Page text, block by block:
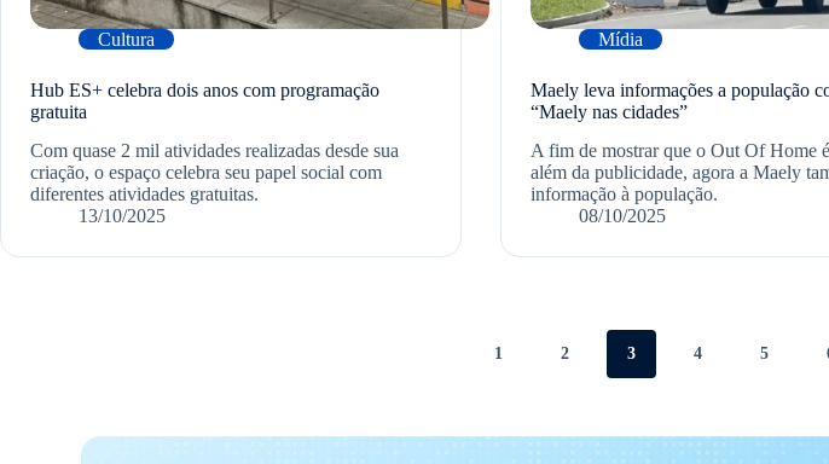
Cultura
Hub ES+ celebra dois anos com programação
gratuita
Com quase 2 mil atividades realizadas desde sua
criação, o espaço celebra seu papel social com
diferentes atividades gratuitas.
13/10/2025
Mídia
Maely leva informações a população
“Maely nas cidades”
A fim de mostrar que o Out Of Home
além da publicidade, agora a Maely
informação à população.
08/10/2025
1 2 3 4 5